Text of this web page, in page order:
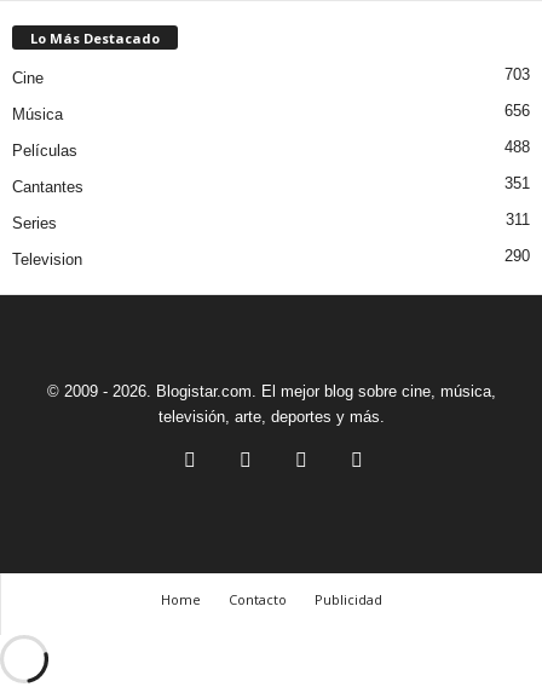
Lo Más Destacado
Cine 703
Música 656
Películas 488
Cantantes 351
Series 311
Television 290
© 2009 - 2026. Blogistar.com. El mejor blog sobre cine, música,
televisión, arte, deportes y más.
Home Contacto Publicidad